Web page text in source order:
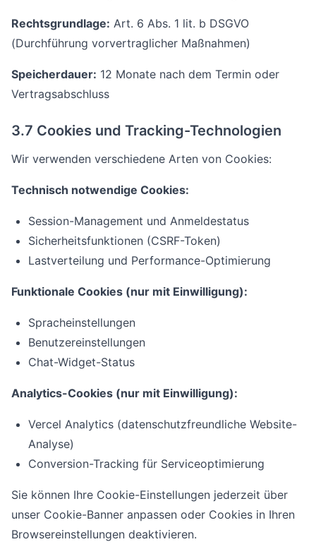
Rechtsgrundlage: Art. 6 Abs. 1 lit. b DSGVO
(Durchführung vorvertraglicher Maßnahmen)
Speicherdauer: 12 Monate nach dem Termin oder
Vertragsabschluss
3.7 Cookies und Tracking-Technologien
Wir verwenden verschiedene Arten von Cookies:
Technisch notwendige Cookies:
Session-Management und Anmeldestatus
Sicherheitsfunktionen (CSRF-Token)
Lastverteilung und Performance-Optimierung
Funktionale Cookies (nur mit Einwilligung):
Spracheinstellungen
Benutzereinstellungen
Chat-Widget-Status
Analytics-Cookies (nur mit Einwilligung):
Vercel Analytics (datenschutzfreundliche Website-
Analyse)
Conversion-Tracking für Serviceoptimierung
Sie können Ihre Cookie-Einstellungen jederzeit über
unser Cookie-Banner anpassen oder Cookies in Ihren
Browsereinstellungen deaktivieren.